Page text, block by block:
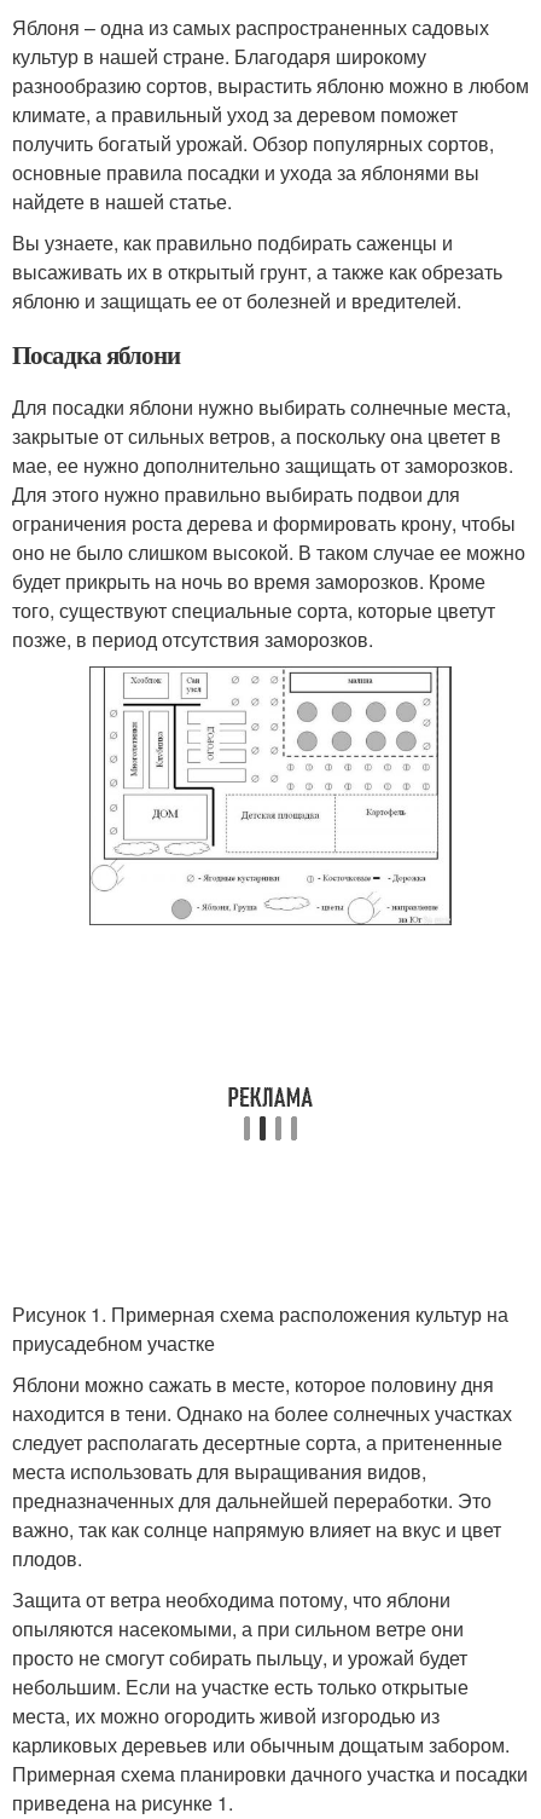
Яблоня – одна из самых распространенных садовых
культур в нашей стране. Благодаря широкому
разнообразию сортов, вырастить яблоню можно в любом
климате, а правильный уход за деревом поможет
получить богатый урожай. Обзор популярных сортов,
основные правила посадки и ухода за яблонями вы
найдете в нашей статье.
Вы узнаете, как правильно подбирать саженцы и
высаживать их в открытый грунт, а также как обрезать
яблоню и защищать ее от болезней и вредителей.
Посадка яблони
Для посадки яблони нужно выбирать солнечные места,
закрытые от сильных ветров, а поскольку она цветет в
мае, ее нужно дополнительно защищать от заморозков.
Для этого нужно правильно выбирать подвои для
ограничения роста дерева и формировать крону, чтобы
оно не было слишком высокой. В таком случае ее можно
будет прикрыть на ночь во время заморозков. Кроме
того, существуют специальные сорта, которые цветут
позже, в период отсутствия заморозков.
Рисунок 1. Примерная схема расположения культур на
приусадебном участке
Яблони можно сажать в месте, которое половину дня
находится в тени. Однако на более солнечных участках
следует располагать десертные сорта, а притененные
места использовать для выращивания видов,
предназначенных для дальнейшей переработки. Это
важно, так как солнце напрямую влияет на вкус и цвет
плодов.
Защита от ветра необходима потому, что яблони
опыляются насекомыми, а при сильном ветре они
просто не смогут собирать пыльцу, и урожай будет
небольшим. Если на участке есть только открытые
места, их можно огородить живой изгородью из
карликовых деревьев или обычным дощатым забором.
Примерная схема планировки дачного участка и посадки
приведена на рисунке 1.